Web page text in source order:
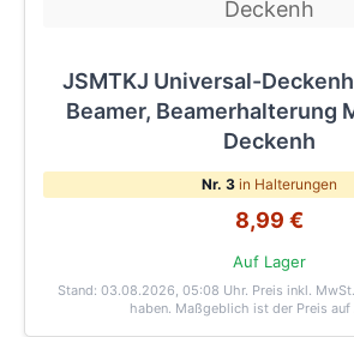
JSMTKJ Universal-
Beamer, Beamerhalterung
Deckenh
Nr. 3in Halterungen
8,99 €
Auf Lager
Stand: 03.08.2026, 05:08 Uhr. Preis inkl.
haben. Maßgeblich ist der Preis auf